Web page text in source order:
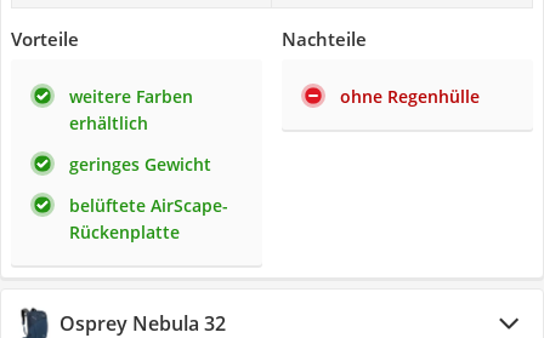
Vorteile
weitere Farben
erhältlich
geringes Gewicht
belüftete AirScape-
Rückenplatte
Nachteile
ohne Regenhülle
Osprey Nebula 32